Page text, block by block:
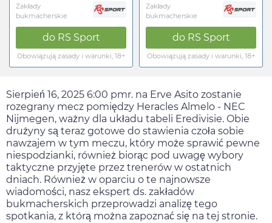
Zakłady
bukmacherskie
do RS Sport
Obowiązują zasady i warunki, 18+
Zakłady
bukmacherskie
do RS Sport
Obowiązują zasady i warunki, 18+
Sierpień 16, 2025 6:00 pmr. na Erve Asito zostanie
rozegrany mecz pomiędzy Heracles Almelo - NEC
Nijmegen, ważny dla układu tabeli Eredivisie. Obie
drużyny są teraz gotowe do stawienia czoła sobie
nawzajem w tym meczu, który może sprawić pewne
niespodzianki, również biorąc pod uwagę wybory
taktyczne przyjęte przez trenerów w ostatnich
dniach. Również w oparciu o te najnowsze
wiadomości, nasz ekspert ds. zakładów
bukmacherskich przeprowadzi analizę tego
spotkania, z którą można zapoznać się na tej stronie.